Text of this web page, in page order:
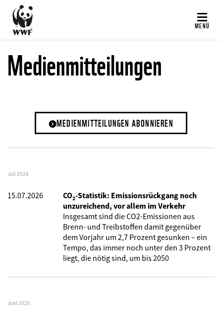
Direkt
zum
Inhalt
MENÜ
Medienmitteilungen
MEDIENMITTEILUNGEN ABONNIEREN
Juli 2026
15.07.2026
CO₂-Statistik: Emissionsrückgang noch
unzureichend, vor allem im Verkehr
Insgesamt sind die CO2-Emissionen aus
Brenn- und Treibstoffen damit gegenüber
dem Vorjahr um 2,7 Prozent gesunken – ein
Tempo, das immer noch unter den 3 Prozent
liegt, die nötig sind, um bis 2050
Juni 2026